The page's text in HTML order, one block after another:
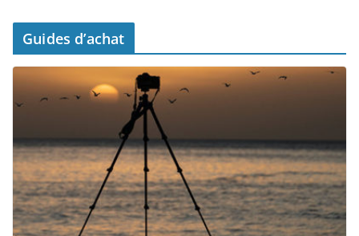
Guides d’achat